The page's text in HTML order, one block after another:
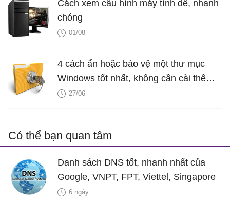
Cách xem cấu hình máy tính dễ, nhanh
chóng
01/08
4 cách ẩn hoặc bảo vệ một thư mục
Windows tốt nhất, không cần cài thêm
phần mềm
27/06
Có thể bạn quan tâm
Danh sách DNS tốt, nhanh nhất của
Google, VNPT, FPT, Viettel, Singapore
6 ngày